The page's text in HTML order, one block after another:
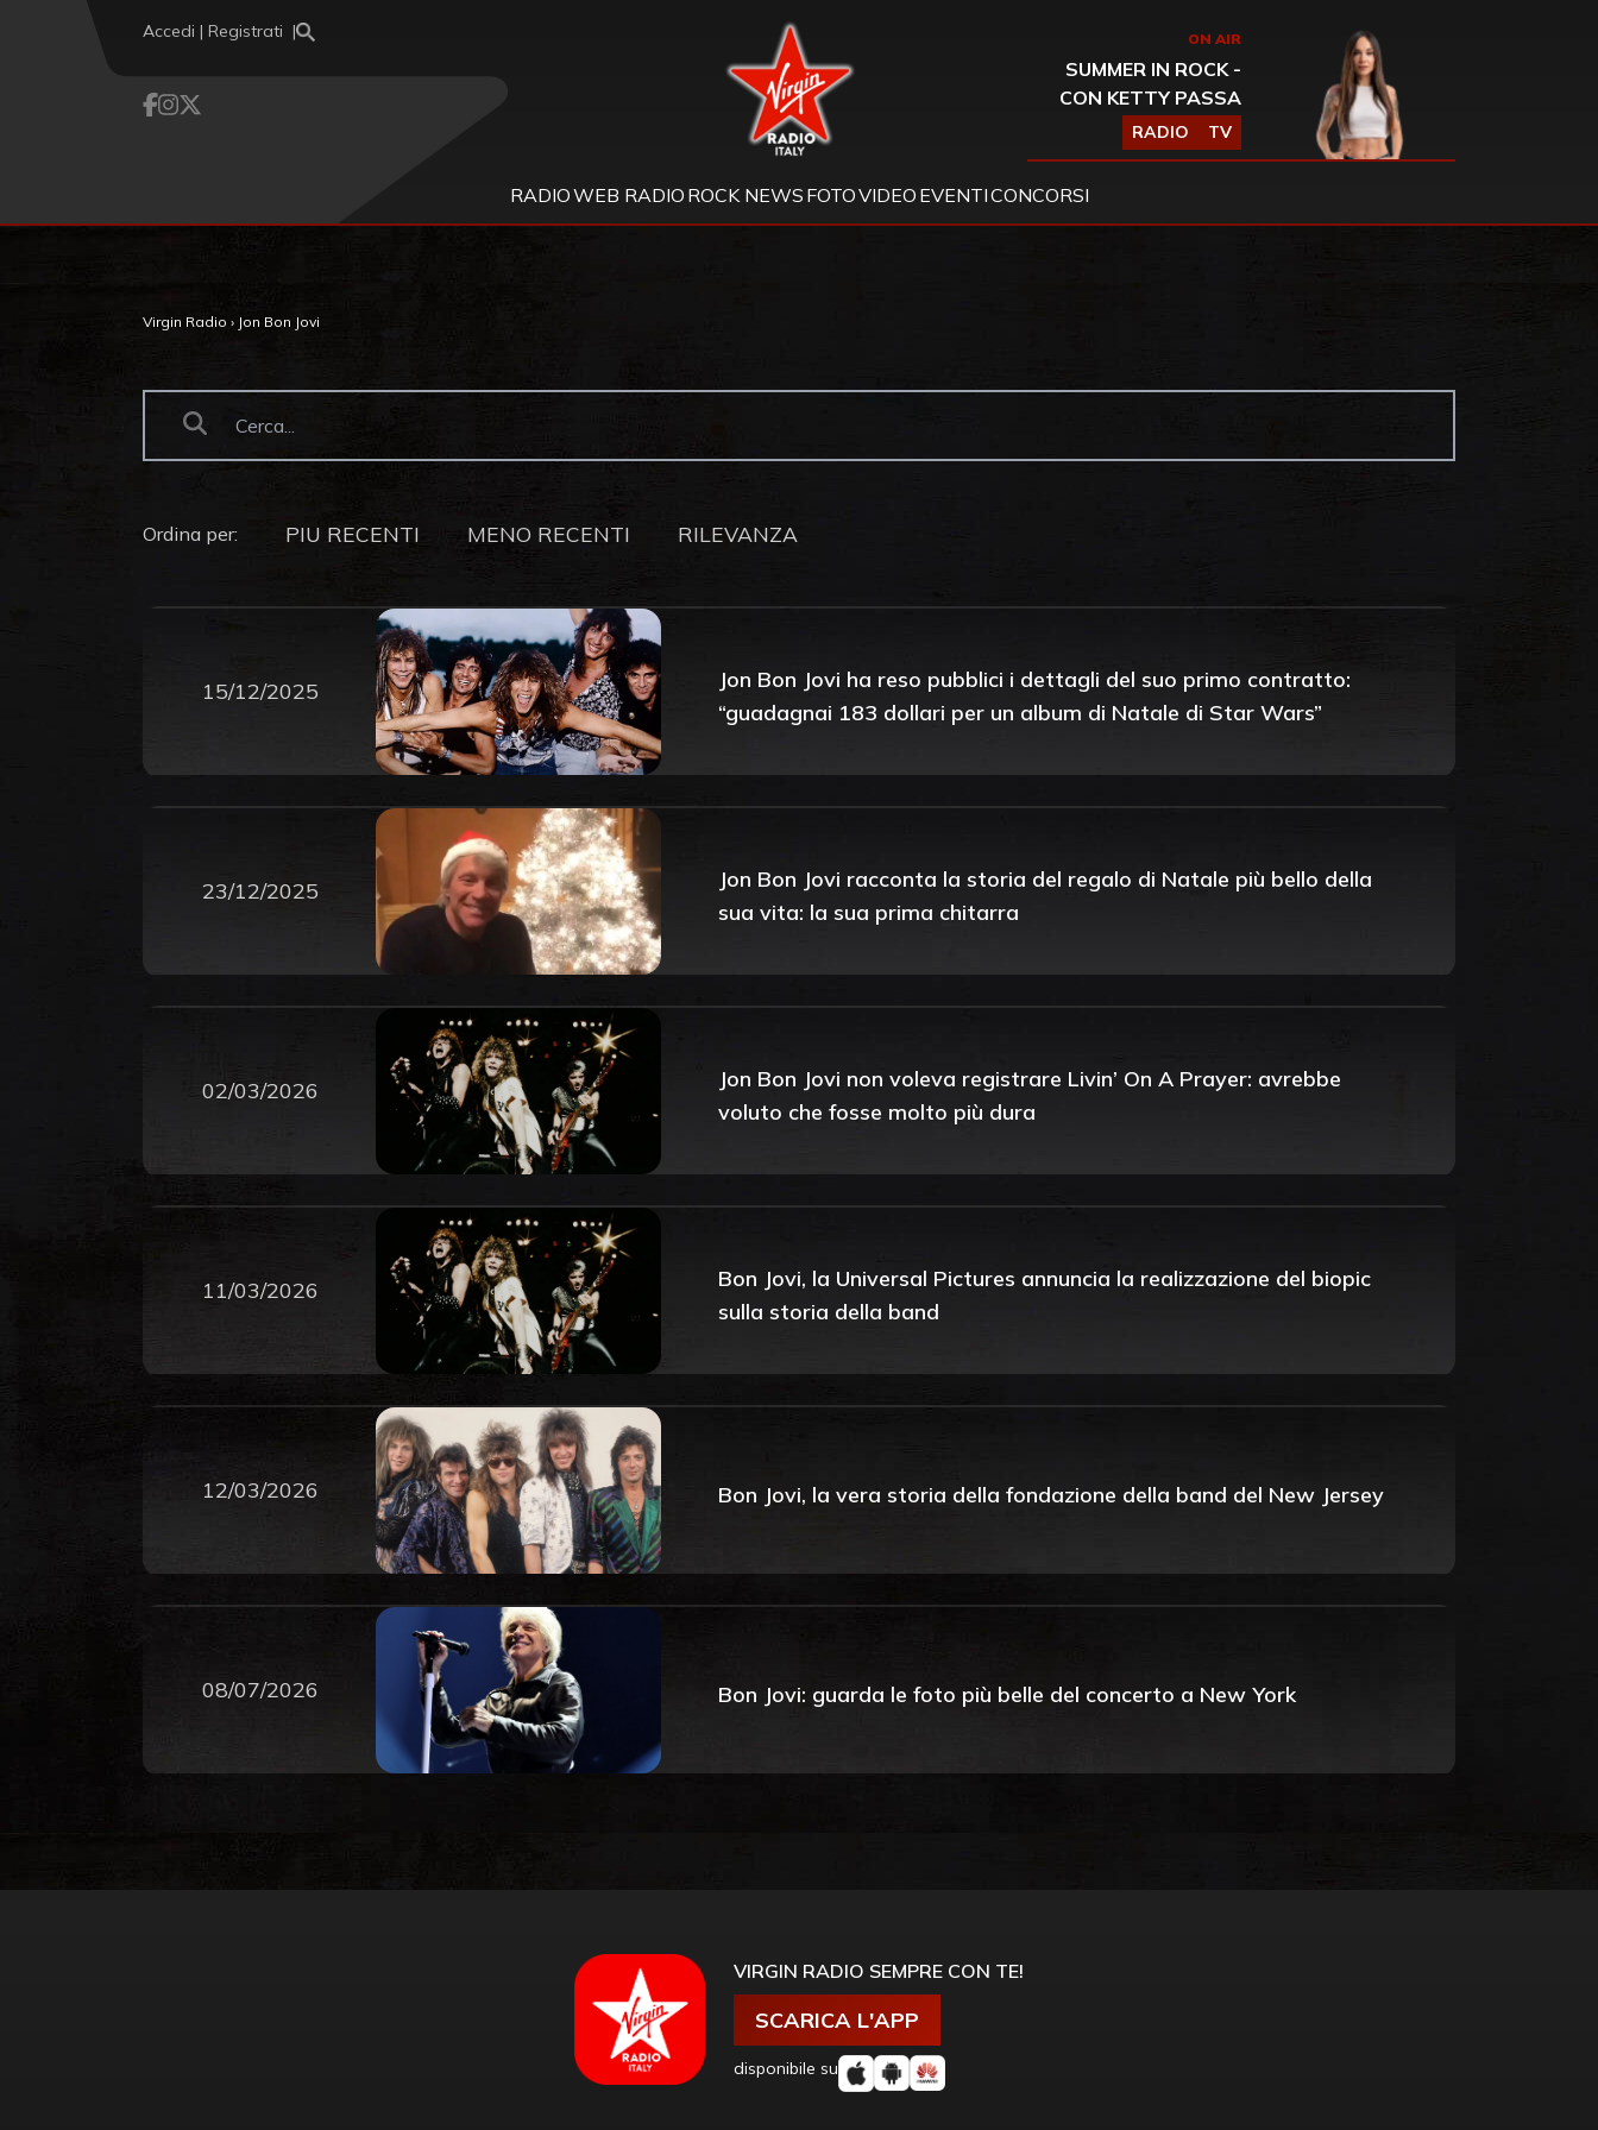
Accedi | Registrati Virgin Radio ON AIR
SUMMER IN ROCK -
CON KETTY PASSA
RADIO TV
RADIOWEB RADIO ROCK NEWS FOTOVIDEO EVENTICONCORSI
Virgin Radio › Jon Bon Jovi
Ordina per: PIU RECENTI MENO RECENTI RILEVANZA
15/12/2025
Jon Bon Jovi ha reso pubblici i dettagli del suo primo contratto:
“guadagnai 183 dollari per un album di Natale di Star Wars”
23/12/2025
Jon Bon Jovi racconta la storia del regalo di Natale più bello della
sua vita: la sua prima chitarra
02/03/2026
Jon Bon Jovi non voleva registrare Livin’ On A Prayer: avrebbe
voluto che fosse molto più dura
11/03/2026
Bon Jovi, la Universal Pictures annuncia la realizzazione del biopic
sulla storia della band
12/03/2026 Bon Jovi, la vera storia della fondazione della band del New Jersey
08/07/2026 Bon Jovi: guarda le foto più belle del concerto a New York
VIRGIN RADIO SEMPRE CON TE!
SCARICA L'APP
disponibile su